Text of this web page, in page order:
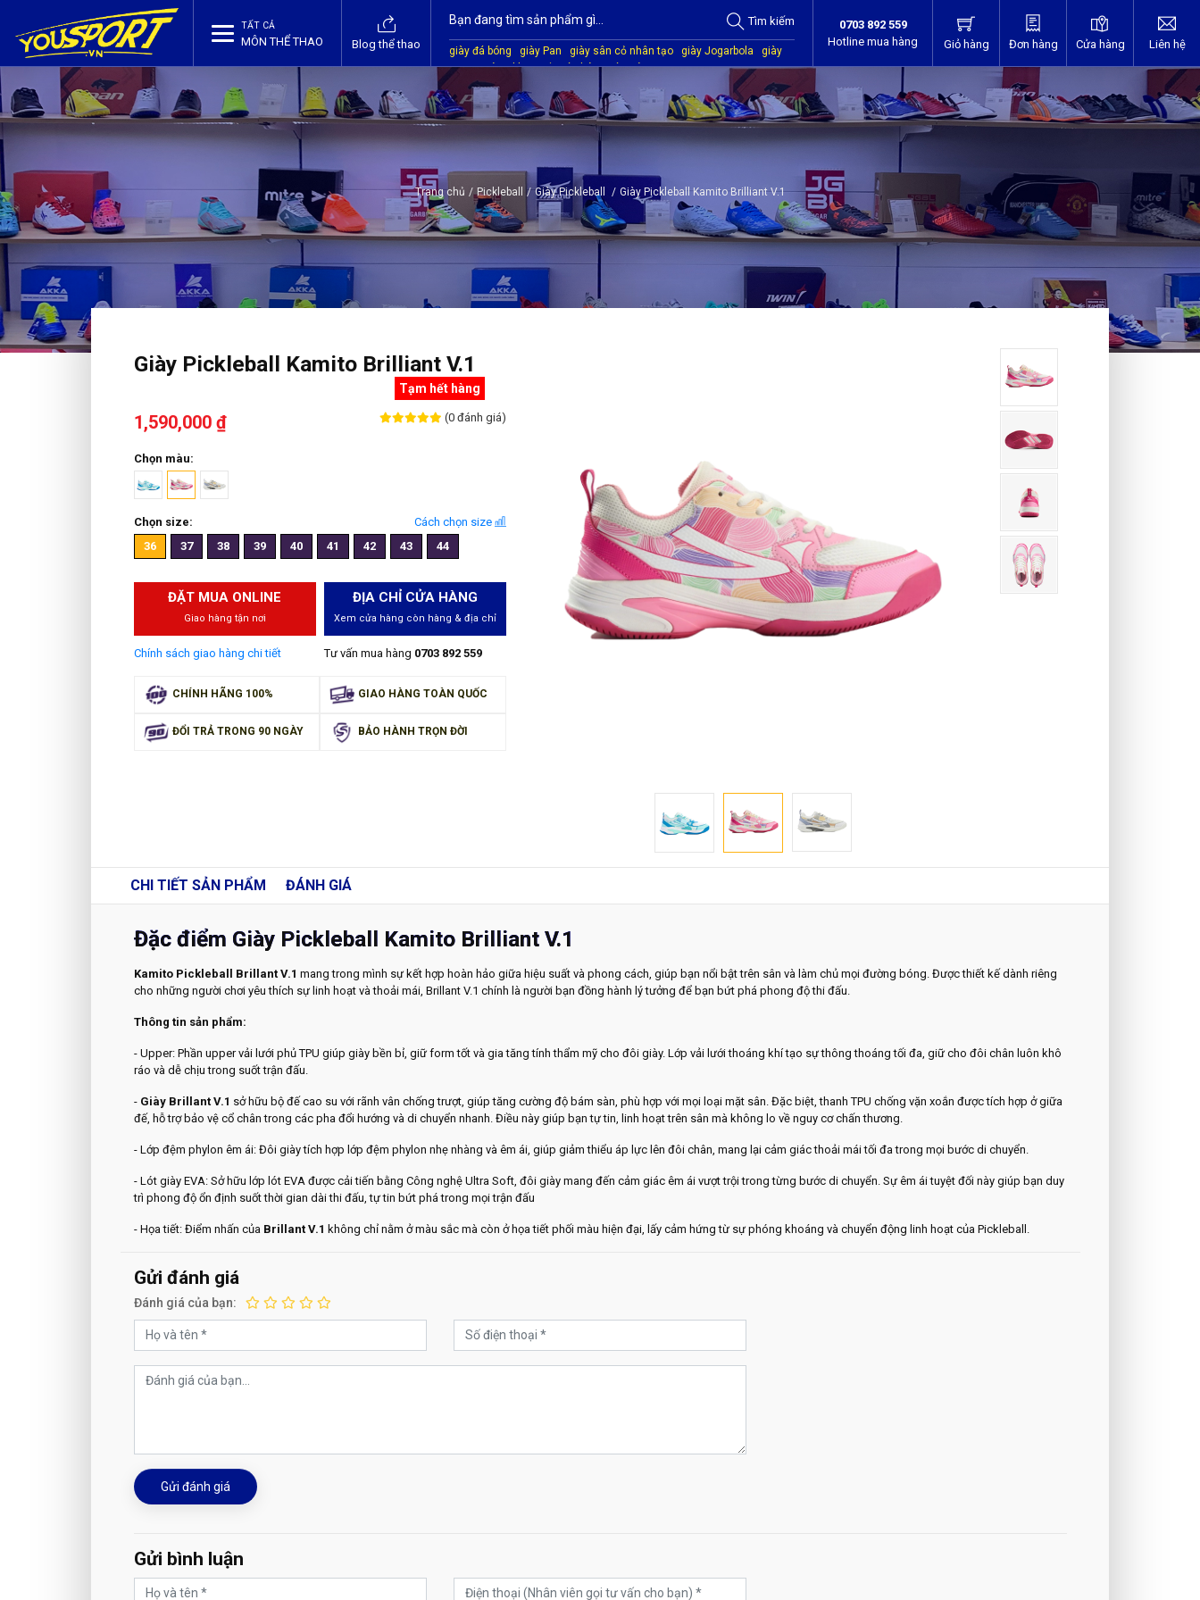
TẤT CẢ
MÔN THỂ THAO Blog thể thao
Tìm kiếm
giày đá bóng giày Pan giày sân cỏ nhân tạo giày Jogarbola
giày
Mitre
giày Akka quần áo bóng đá giày Kamito
0703 892 559
Hotline mua hàng
Giỏ hàng Đơn hàng Cửa hàng Liên hệ
Trang chủ / Pickleball / Giày Pickleball / Giày Pickleball Kamito Brilliant V.1
Giày Pickleball Kamito Brilliant V.1
Tạm hết hàng
1,590,000 ₫ (0 đánh giá)
Chọn màu:
Chọn size:
Cách chọn size
36
37 38 39 40 41 42 43 44
ĐẶT MUA ONLINE
Giao hàng tận nơi
Chính sách giao hàng chi tiết
ĐỊA CHỈ CỬA HÀNG
Xem cửa hàng còn hàng & địa chỉ
Tư vấn mua hàng 0703 892 559
CHÍNH HÃNG 100% GIAO HÀNG TOÀN QUỐC
ĐỔI TRẢ TRONG 90 NGÀY BẢO HÀNH TRỌN ĐỜI
CHI TIẾT SẢN PHẨM ĐÁNH GIÁ
Đặc điểm Giày Pickleball Kamito Brilliant V.1
Kamito Pickleball Brillant V.1 mang trong mình sự kết hợp hoàn hảo giữa hiệu suất và phong cách, giúp bạn nổi bật trên sân và làm chủ mọi đường bóng. Được thiết kế dành riêng
cho những người chơi yêu thích sự linh hoạt và thoải mái, Brillant V.1 chính là người bạn đồng hành lý tưởng để bạn bứt phá phong độ thi đấu.
Thông tin sản phẩm:
- Upper: Phần upper vải lưới phủ TPU giúp giày bền bỉ, giữ form tốt và gia tăng tính thẩm mỹ cho đôi giày. Lớp vải lưới thoáng khí tạo sự thông thoáng tối đa, giữ cho đôi chân luôn khô
ráo và dễ chịu trong suốt trận đấu.
- Giày Brillant V.1 sở hữu bộ đế cao su với rãnh vân chống trượt, giúp tăng cường độ bám sàn, phù hợp với mọi loại mặt sân. Đặc biệt, thanh TPU chống vặn xoắn được tích hợp ở giữa
đế, hỗ trợ bảo vệ cổ chân trong các pha đổi hướng và di chuyển nhanh. Điều này giúp bạn tự tin, linh hoạt trên sân mà không lo về nguy cơ chấn thương.
- Lớp đệm phylon êm ái: Đôi giày tích hợp lớp đệm phylon nhẹ nhàng và êm ái, giúp giảm thiểu áp lực lên đôi chân, mang lại cảm giác thoải mái tối đa trong mọi bước di chuyển.
- Lót giày EVA: Sở hữu lớp lót EVA được cải tiến bằng Công nghệ Ultra Soft, đôi giày mang đến cảm giác êm ái vượt trội trong từng bước di chuyển. Sự êm ái tuyệt đối này giúp bạn duy
trì phong độ ổn định suốt thời gian dài thi đấu, tự tin bứt phá trong mọi trận đấu
- Họa tiết: Điểm nhấn của Brillant V.1 không chỉ nằm ở màu sắc mà còn ở họa tiết phối màu hiện đại, lấy cảm hứng từ sự phóng khoáng và chuyển động linh hoạt của Pickleball.
Gửi đánh giá
Đánh giá của bạn:
Gửi đánh giá
Gửi bình luận